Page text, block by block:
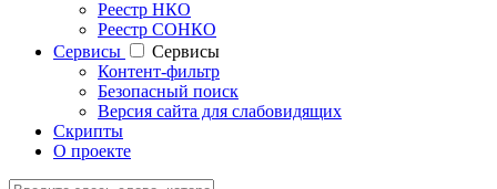
Реестр НКО
Реестр СОНКО
Cервисы
Cервисы
Контент-фильтр
Безопасный поиск
Версия сайта для слабовидящих
Скрипты
О проекте